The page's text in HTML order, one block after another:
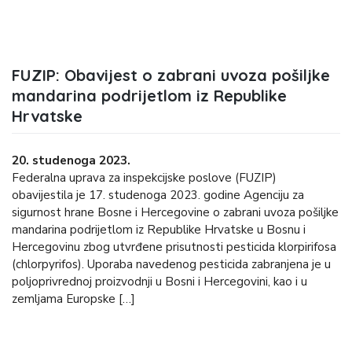
FUZIP: Obavijest o zabrani uvoza pošiljke
mandarina podrijetlom iz Republike
Hrvatske
20. studenoga 2023.
Federalna uprava za inspekcijske poslove (FUZIP)
obavijestila je 17. studenoga 2023. godine Agenciju za
sigurnost hrane Bosne i Hercegovine o zabrani uvoza pošiljke
mandarina podrijetlom iz Republike Hrvatske u Bosnu i
Hercegovinu zbog utvrđene prisutnosti pesticida klorpirifosa
(chlorpyrifos). Uporaba navedenog pesticida zabranjena je u
poljoprivrednoj proizvodnji u Bosni i Hercegovini, kao i u
zemljama Europske […]